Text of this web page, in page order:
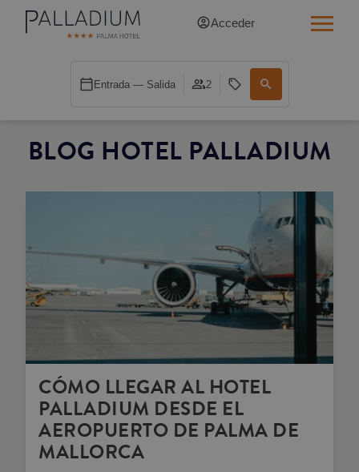
BLOG HOTEL PALLADIUM
CÓMO LLEGAR AL HOTEL
PALLADIUM DESDE EL
AEROPUERTO DE PALMA DE
MALLORCA
Acceder
Entrada — Salida 2
INDIVIDUAL BALCÓN CATEDRAL
DOBLE INN CATEDRAL
JUNIOR SUITES
SUITE